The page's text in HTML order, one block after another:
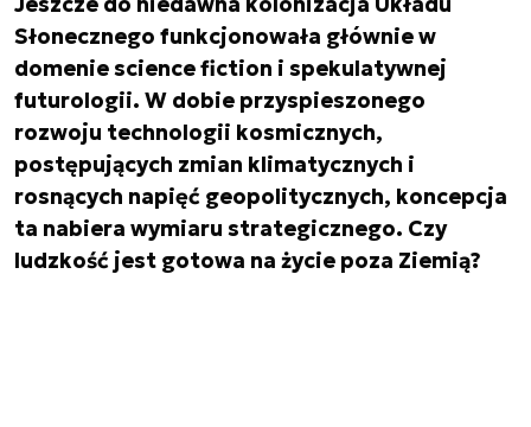
Słonecznego funkcjonowała głównie w
domenie science fiction i spekulatywnej
futurologii. W dobie przyspieszonego
rozwoju technologii kosmicznych,
postępujących zmian klimatycznych i
rosnących napięć geopolitycznych, koncepcja
ta nabiera wymiaru strategicznego. Czy
ludzkość jest gotowa na życie poza Ziemią?